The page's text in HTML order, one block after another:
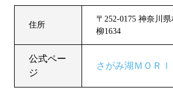
住所
〒252-0175 神奈川
柳1634
公式ペー
ジ
さがみ湖ＭＯＲＩ